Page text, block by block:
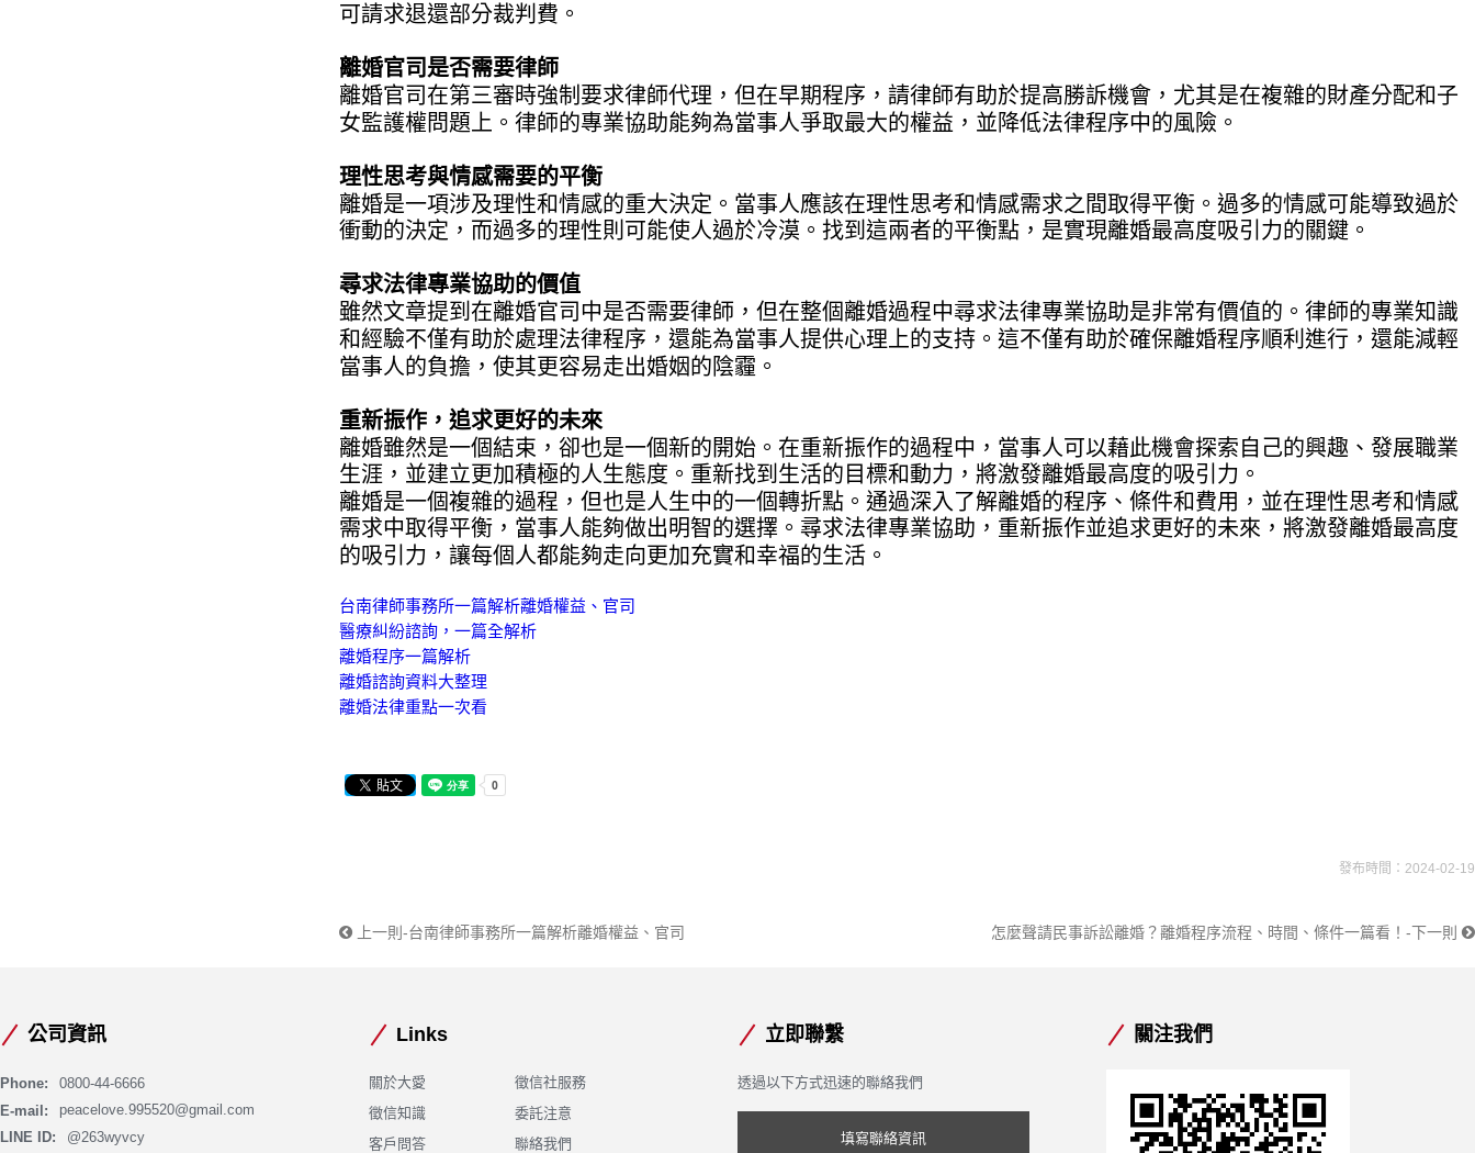
可請求退還部分裁判費。
離婚官司是否需要律師
離婚官司在第三審時強制要求律師代理，但在早期程序，請律師有助於提高勝訴機會，尤其是在複雜的財產分配和子
女監護權問題上。律師的專業協助能夠為當事人爭取最大的權益，並降低法律程序中的風險。
理性思考與情感需要的平衡
離婚是一項涉及理性和情感的重大決定。當事人應該在理性思考和情感需求之間取得平衡。過多的情感可能導致過於
衝動的決定，而過多的理性則可能使人過於冷漠。找到這兩者的平衡點，是實現離婚最高度吸引力的關鍵。
尋求法律專業協助的價值
雖然文章提到在離婚官司中是否需要律師，但在整個離婚過程中尋求法律專業協助是非常有價值的。律師的專業知識
和經驗不僅有助於處理法律程序，還能為當事人提供心理上的支持。這不僅有助於確保離婚程序順利進行，還能減輕
當事人的負擔，使其更容易走出婚姻的陰霾。
重新振作，追求更好的未來
離婚雖然是一個結束，卻也是一個新的開始。在重新振作的過程中，當事人可以藉此機會探索自己的興趣、發展職業
生涯，並建立更加積極的人生態度。重新找到生活的目標和動力，將激發離婚最高度的吸引力。
離婚是一個複雜的過程，但也是人生中的一個轉折點。通過深入了解離婚的程序、條件和費用，並在理性思考和情感
需求中取得平衡，當事人能夠做出明智的選擇。尋求法律專業協助，重新振作並追求更好的未來，將激發離婚最高度
的吸引力，讓每個人都能夠走向更加充實和幸福的生活。
台南律師事務所一篇解析離婚權益、官司
醫療糾紛諮詢，一篇全解析
離婚程序一篇解析
離婚諮詢資料大整理
離婚法律重點一次看
發布時間：2024-02-19
上一則-台南律師事務所一篇解析離婚權益、官司 怎麼聲請民事訴訟離婚？離婚程序流程、時間、條件一篇看！-下一則
公司資訊
Phone:
0800-44-6666
E-mail:
peacelove.995520@gmail.com
LINE ID:
@263wyvcy
Links
關於大愛
徵信社服務
徵信知識
委託注意
客戶問答
聯絡我們
立即聯繫
透過以下方式迅速的聯絡我們
填寫聯絡資訊
關注我們